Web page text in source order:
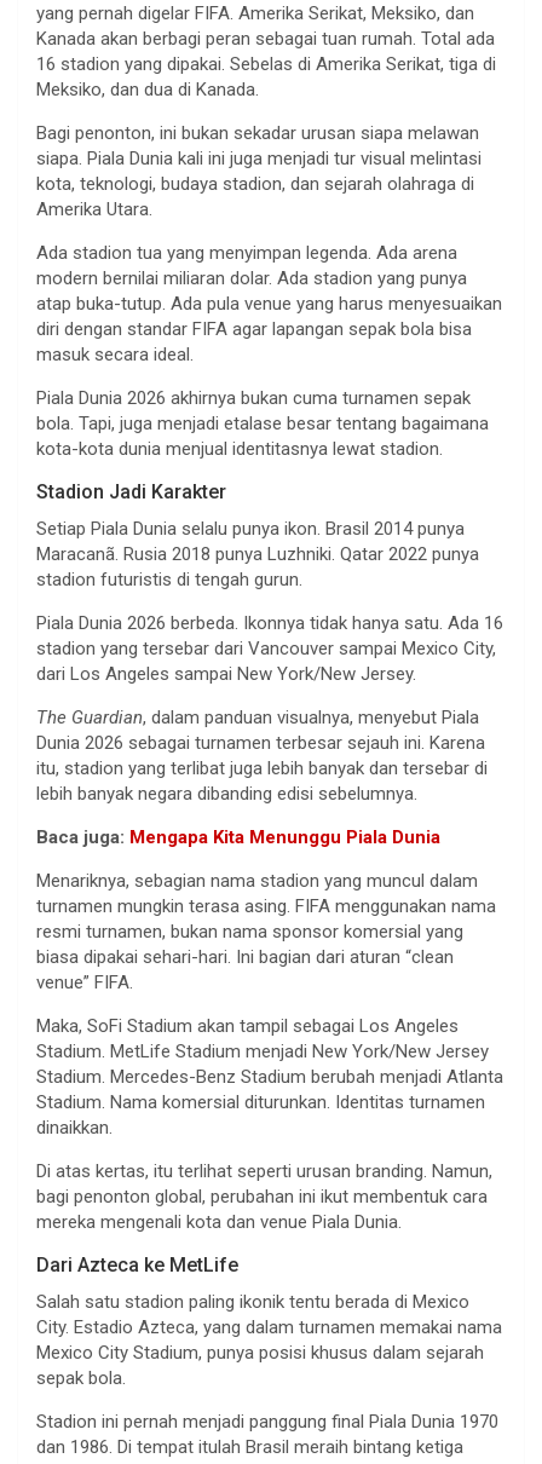
yang pernah digelar FIFA. Amerika Serikat, Meksiko, dan
Kanada akan berbagi peran sebagai tuan rumah. Total ada
16 stadion yang dipakai. Sebelas di Amerika Serikat, tiga di
Meksiko, dan dua di Kanada.
Bagi penonton, ini bukan sekadar urusan siapa melawan
siapa. Piala Dunia kali ini juga menjadi tur visual melintasi
kota, teknologi, budaya stadion, dan sejarah olahraga di
Amerika Utara.
Ada stadion tua yang menyimpan legenda. Ada arena
modern bernilai miliaran dolar. Ada stadion yang punya
atap buka-tutup. Ada pula venue yang harus menyesuaikan
diri dengan standar FIFA agar lapangan sepak bola bisa
masuk secara ideal.
Piala Dunia 2026 akhirnya bukan cuma turnamen sepak
bola. Tapi, juga menjadi etalase besar tentang bagaimana
kota-kota dunia menjual identitasnya lewat stadion.
Stadion Jadi Karakter
Setiap Piala Dunia selalu punya ikon. Brasil 2014 punya
Maracanã. Rusia 2018 punya Luzhniki. Qatar 2022 punya
stadion futuristis di tengah gurun.
Piala Dunia 2026 berbeda. Ikonnya tidak hanya satu. Ada 16
stadion yang tersebar dari Vancouver sampai Mexico City,
dari Los Angeles sampai New York/New Jersey.
The Guardian, dalam panduan visualnya, menyebut Piala
Dunia 2026 sebagai turnamen terbesar sejauh ini. Karena
itu, stadion yang terlibat juga lebih banyak dan tersebar di
lebih banyak negara dibanding edisi sebelumnya.
Baca juga: Mengapa Kita Menunggu Piala Dunia
Menariknya, sebagian nama stadion yang muncul dalam
turnamen mungkin terasa asing. FIFA menggunakan nama
resmi turnamen, bukan nama sponsor komersial yang
biasa dipakai sehari-hari. Ini bagian dari aturan “clean
venue” FIFA.
Maka, SoFi Stadium akan tampil sebagai Los Angeles
Stadium. MetLife Stadium menjadi New York/New Jersey
Stadium. Mercedes-Benz Stadium berubah menjadi Atlanta
Stadium. Nama komersial diturunkan. Identitas turnamen
dinaikkan.
Di atas kertas, itu terlihat seperti urusan branding. Namun,
bagi penonton global, perubahan ini ikut membentuk cara
mereka mengenali kota dan venue Piala Dunia.
Dari Azteca ke MetLife
Salah satu stadion paling ikonik tentu berada di Mexico
City. Estadio Azteca, yang dalam turnamen memakai nama
Mexico City Stadium, punya posisi khusus dalam sejarah
sepak bola.
Stadion ini pernah menjadi panggung final Piala Dunia 1970
dan 1986. Di tempat itulah Brasil meraih bintang ketiga